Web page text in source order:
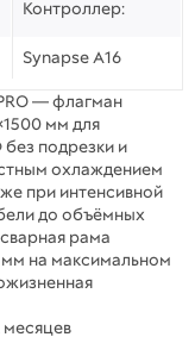
Контроллер:
Synapse A16
— флагман
мм для
подрезки и
охлаждением
при интенсивной
до объёмных
рама
мм на максимальном
месяцев